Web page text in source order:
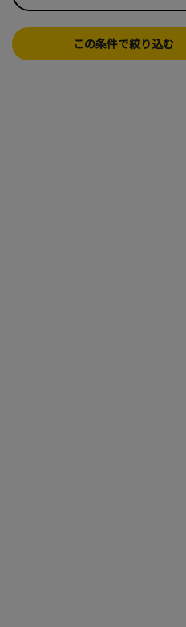
この条件で絞り込む